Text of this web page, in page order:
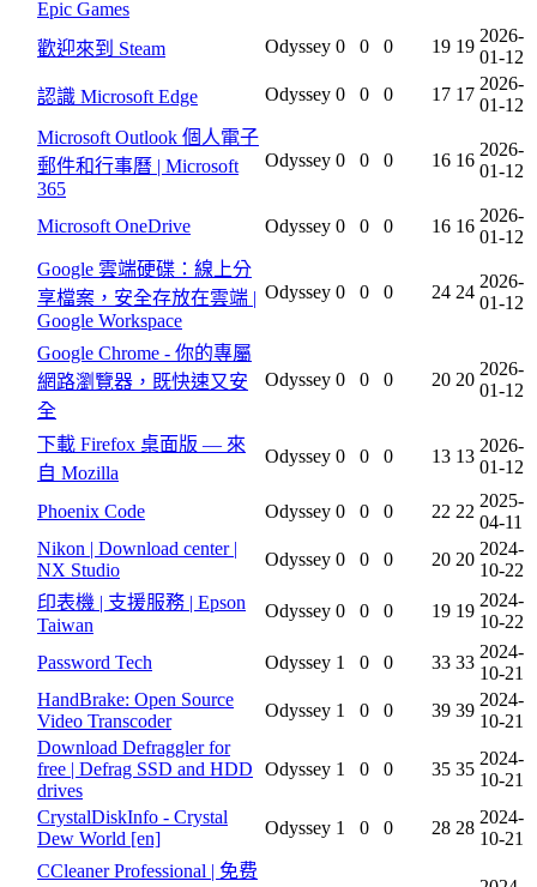
Epic Games
歡迎來到 Steam Odyssey 0 0 0 19 19
2026-
01-12
認識 Microsoft Edge
Odyssey 0 0 0 17 17
2026-
01-12
Microsoft Outlook 個人電子
郵件和行事曆 | Microsoft
365
Odyssey 0 0 0 16 16
2026-
01-12
Microsoft OneDrive Odyssey 0 0 0 16 16
2026-
01-12
Google 雲端硬碟：線上分
享檔案，安全存放在雲端 |
Google Workspace
Odyssey 0 0 0 24 24
2026-
01-12
Google Chrome - 你的專屬
網路瀏覽器，既快速又安
全
Odyssey 0 0 0 20 20
2026-
01-12
下載 Firefox 桌面版 — 來
自 Mozilla
Odyssey 0 0 0 13 13
2026-
01-12
Phoenix Code Odyssey 0 0 0 22 22
2025-
04-11
Nikon | Download center |
NX Studio
Odyssey 0 0 0 20 20
2024-
10-22
印表機 | 支援服務 | Epson
Taiwan
Odyssey 0 0 0 19 19
2024-
10-22
Password Tech
Odyssey 1 0 0 33 33
2024-
10-21
HandBrake: Open Source
Video Transcoder
Odyssey 1 0 0 39 39
2024-
10-21
Download Defraggler for
free | Defrag SSD and HDD
drives
Odyssey 1 0 0 35 35
2024-
10-21
CrystalDiskInfo - Crystal
Dew World [en]
Odyssey 1 0 0 28 28
2024-
10-21
CCleaner Professional | 免费